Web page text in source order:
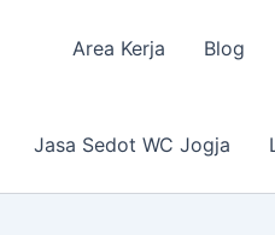
Area Kerja Blog
Jasa Sedot WC Jogja